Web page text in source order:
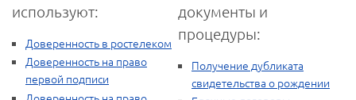
используют:
Доверенность в ростелеком
Доверенность на право
первой подписи
документы и
процедуры:
Получение дубликата
свидетельства о рождении